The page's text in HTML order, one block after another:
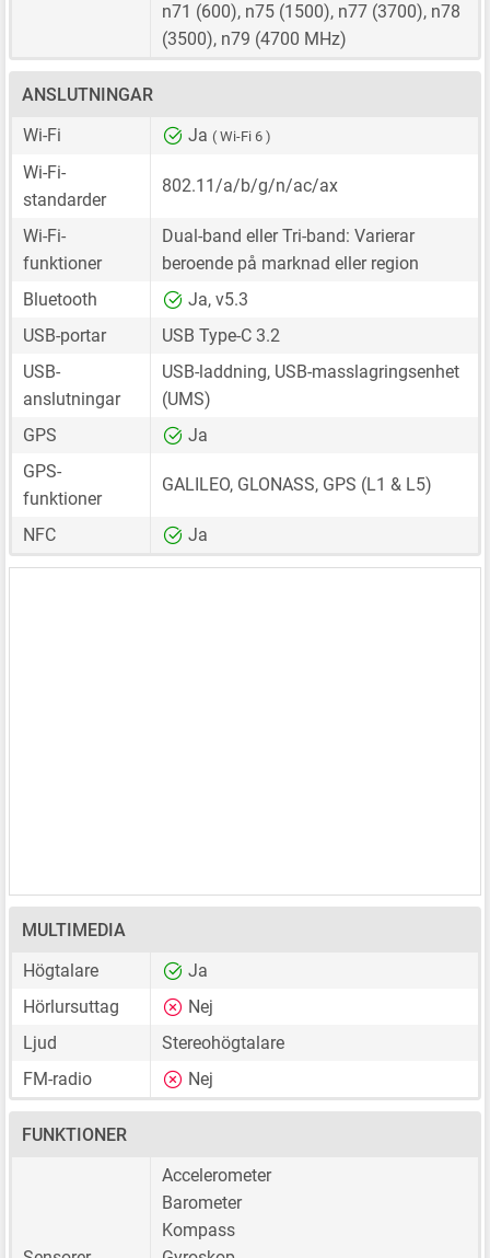
n71 (600), n75 (1500), n77 (3700), n78
(3500), n79 (4700 MHz)
ANSLUTNINGAR
Wi-Fi
Ja ( Wi-Fi 6 )
Wi-Fi-
standarder
802.11/a/b/g/n/ac/ax
Wi-Fi-
funktioner
Dual-band eller Tri-band: Varierar
beroende på marknad eller region
Bluetooth
Ja, v5.3
USB-portar
USB Type-C 3.2
USB-
anslutningar
USB-laddning, USB-masslagringsenhet
(UMS)
GPS
Ja
GPS-
funktioner
GALILEO, GLONASS, GPS (L1 & L5)
NFC Ja
MULTIMEDIA
Högtalare
Ja
Hörlursuttag
Nej
Ljud
Stereohögtalare
FM-radio
Nej
FUNKTIONER
Accelerometer
Barometer
Kompass